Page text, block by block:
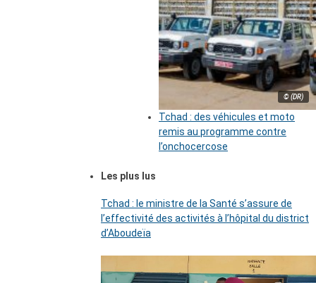
© (DR)
Tchad : des véhicules et moto
remis au programme contre
l’onchocercose
Les plus lus
Tchad : le ministre de la Santé s’assure de
l’effectivité des activités à l’hôpital du district
d’Aboudeïa